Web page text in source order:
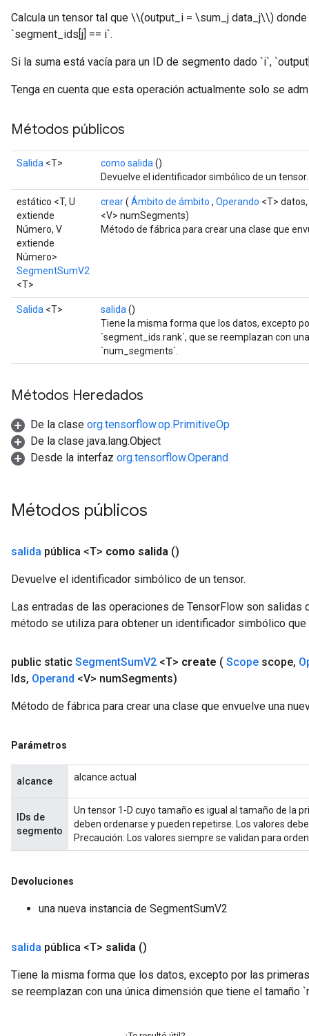
Calcula un tensor tal que \\(output_i = \sum_j data_j\\)
`segment_ids[j] == i`.
Si la suma está vacía para un ID de segmento dado `i`,
Tenga en cuenta que esta operación actualmente solo se
Métodos públicos
Salida <T> como salida ()
Devuelve el identificador simbólico de un tensor.
estático <T, U
extiende
Número, V
extiende
Número>
SegmentSumV2
<T>
crear( Ámbito de ámbito , Operando <T> datos,
<V> numSegments)
Método de fábrica para crear una clase que
Salida <T> salida ()
Tiene la misma forma que los datos, excepto
`segment_ids.rank`, que se reemplazan con
`num_segments`.
Métodos Heredados
De la clase org.tensorflow.op.PrimitiveOp
De la clase java.lang.Object
Desde la interfaz org.tensorflow.Operand
Métodos públicos
salida pública <T> como salida ()
Devuelve el identificador simbólico de un tensor.
Las entradas de las operaciones de TensorFlow son salidas
método se utiliza para obtener un identificador simbólico
public static SegmentSumV2 <T> create ( Scope scope,
Ids, Operand <V> numSegments)
Método de fábrica para crear una clase que envuelve una
Parámetros
alcance alcance actual
IDs de
segmento
Un tensor 1-D cuyo tamaño es igual al tamaño de la
deben ordenarse y pueden repetirse. Los valores
Precaución: Los valores siempre se validan para
Devoluciones
una nueva instancia de SegmentSumV2
salida pública <T> salida ()
Tiene la misma forma que los datos, excepto por las
se reemplazan con una única dimensión que tiene el tamaño